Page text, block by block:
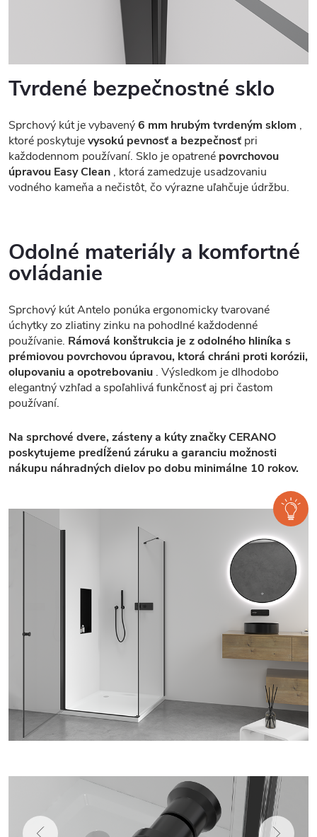
Tvrdené bezpečnostné sklo
Sprchový kút je vybavený6 mm hrubým tvrdeným sklom ,
ktoré poskytujevysokú pevnosť a bezpečnosť pri
každodennom používaní. Sklo je opatrené povrchovou
úpravou Easy Clean , ktorá zamedzuje usadzovaniu
vodného kameňa a nečistôt, čo výrazne uľahčuje údržbu.
Odolné materiály a komfortné
ovládanie
Sprchový kút Antelo ponúka ergonomicky tvarované
úchytky zo zliatiny zinku na pohodlné každodenné
používanie. Rámová konštrukcia je z odolného hliníka s
prémiovou povrchovou úpravou, ktorá chráni proti korózii,
olupovaniu a opotrebovaniu . Výsledkom je dlhodobo
elegantný vzhľad a spoľahlivá funkčnosť aj pri častom
používaní.
Na sprchové dvere, zásteny a kúty značky CERANO
poskytujeme predĺženú záruku a garanciu možnosti
nákupu náhradných dielov po dobu minimálne 10 rokov.